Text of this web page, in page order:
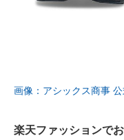
画像：アシックス商事
楽天ファッションで